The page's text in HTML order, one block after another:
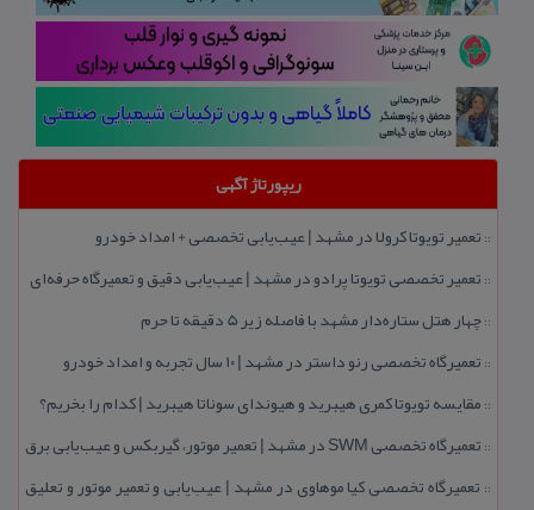
ریپورتاژ آگهی
:: تعمیر تویوتا كرولا در مشهد | عیب‌یابی تخصصی + امداد خودرو
:: تعمیر تخصصی تویوتا پرادو در مشهد | عیب‌یابی دقیق و تعمیرگاه حرفه‌ای
::چهار هتل‌ ستاره‌دار مشهد با فاصله زیر 5 دقیقه تا حرم
:: تعمیرگاه تخصصی رنو داستر در مشهد | ۱۰ سال تجربه و امداد خودرو
:: مقایسه تویوتا كمری هیبرید و هیوندای سوناتا هیبرید | كدام را بخریم؟
:: تعمیرگاه تخصصی SWM در مشهد | تعمیر موتور، گیربكس و عیب‌یابی برق
:: تعمیرگاه تخصصی كیا موهاوی در مشهد | عیب‌یابی و تعمیر موتور و تعلیق